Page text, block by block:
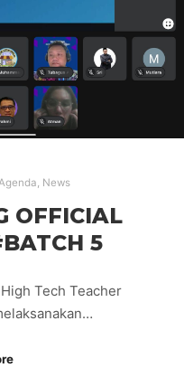
, News
OFFICIAL
5
Tech Teacher